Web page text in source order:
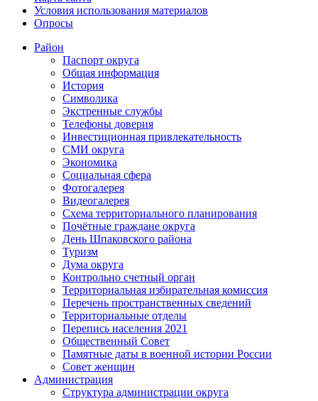
Условия использования материалов
Опросы
Район
Паспорт округа
Общая информация
История
Символика
Экстренные службы
Телефоны доверия
Инвестиционная привлекательность
СМИ округа
Экономика
Социальная сфера
Фотогалерея
Видеогалерея
Схема территориального планирования
Почётные граждане округа
День Шпаковского района
Туризм
Дума округа
Контрольно счетный орган
Территориальная избирательная комиссия
Перечень пространственных сведений
Территориальные отделы
Перепись населения 2021
Общественный Совет
Памятные даты в военной истории России
Совет женщин
Администрация
Структура администрации округа